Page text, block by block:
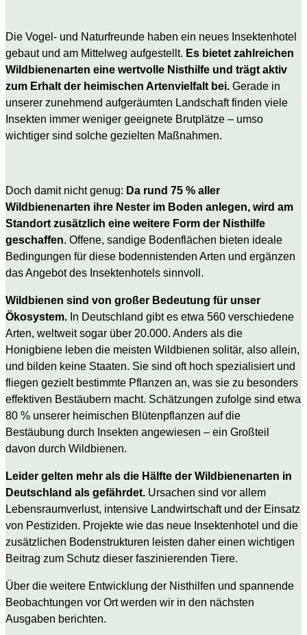
Die Vogel- und Naturfreunde haben ein neues Insektenhotel
gebaut und am Mittelweg aufgestellt. Es bietet zahlreichen
Wildbienenarten eine wertvolle Nisthilfe und trägt aktiv
zum Erhalt der heimischen Artenvielfalt bei. Gerade in
unserer zunehmend aufgeräumten Landschaft finden viele
Insekten immer weniger geeignete Brutplätze – umso
wichtiger sind solche gezielten Maßnahmen.
Doch damit nicht genug: Da rund 75 % aller
Wildbienenarten ihre Nester im Boden anlegen, wird am
Standort zusätzlich eine weitere Form der Nisthilfe
geschaffen. Offene, sandige Bodenflächen bieten ideale
Bedingungen für diese bodennistenden Arten und ergänzen
das Angebot des Insektenhotels sinnvoll.
Wildbienen sind von großer Bedeutung für unser
Ökosystem. In Deutschland gibt es etwa 560 verschiedene
Arten, weltweit sogar über 20.000. Anders als die
Honigbiene leben die meisten Wildbienen solitär, also allein,
und bilden keine Staaten. Sie sind oft hoch spezialisiert und
fliegen gezielt bestimmte Pflanzen an, was sie zu besonders
effektiven Bestäubern macht. Schätzungen zufolge sind etwa
80 % unserer heimischen Blütenpflanzen auf die
Bestäubung durch Insekten angewiesen – ein Großteil
davon durch Wildbienen.
Leider gelten mehr als die Hälfte der Wildbienenarten in
Deutschland als gefährdet. Ursachen sind vor allem
Lebensraumverlust, intensive Landwirtschaft und der Einsatz
von Pestiziden. Projekte wie das neue Insektenhotel und die
zusätzlichen Bodenstrukturen leisten daher einen wichtigen
Beitrag zum Schutz dieser faszinierenden Tiere.
Über die weitere Entwicklung der Nisthilfen und spannende
Beobachtungen vor Ort werden wir in den nächsten
Ausgaben berichten.